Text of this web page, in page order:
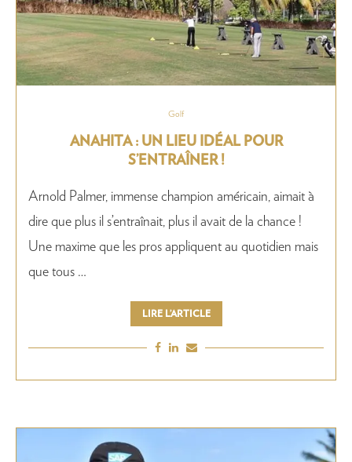
Golf
ANAHITA : UN LIEU IDÉAL POUR
S’ENTRAÎNER !
Arnold Palmer, immense champion américain, aimait à
dire que plus il s’entraînait, plus il avait de la chance !
Une maxime que les pros appliquent au quotidien mais
que tous …
LIRE L’ARTICLE